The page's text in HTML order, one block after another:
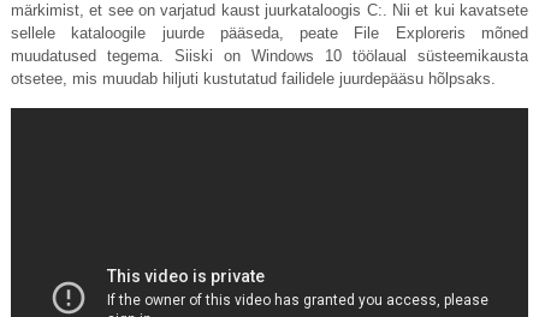
märkimist, et see on varjatud kaust juurkataloogis C:. Nii et kui kavatsete
sellele kataloogile juurde pääseda, peate File Exploreris mõned
muudatused tegema. Siiski on Windows 10 töölaual süsteemikausta
otsetee, mis muudab hiljuti kustutatud failidele juurdepääsu hõlpsaks.